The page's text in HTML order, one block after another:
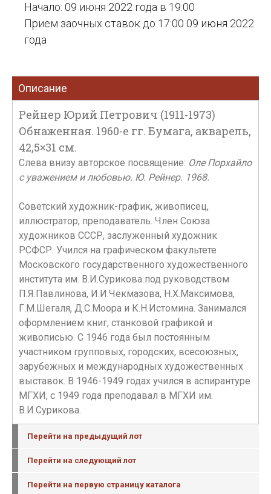
Начало: 09 июня 2022 года в 19:00
Прием заочных ставок до 17:00 09 июня 2022
года
Описание
Рейнер Юрий Петрович (1911-1973)
Обнаженная. 1960-е гг. Бумага, акварель,
42,5×31 см.
Слева внизу авторское посвящение: Оле Порхайло
с уважением и любовью. Ю. Рейнер. 1968.
Cоветский художник-график, живописец,
иллюстратор, преподаватель. Член Союза
художников СССР, заслуженный художник
РСФСР. Учился на графическом факультете
Московского государственного художественного
института им. В.И.Сурикова под руководством
П.Я.Павлинова, И.И.Чекмазова, Н.Х.Максимова,
Г.М.Шегаля, Д.С.Моора и К.Н.Истомина. Занимался
оформлением книг, станковой графикой и
живописью. С 1946 года был постоянным
участником групповых, городских, всесоюзных,
зарубежных и международных художественных
выставок. В 1946-1949 годах учился в аспирантуре
МГХИ, с 1949 года преподавал в МГХИ им.
В.И.Сурикова.
Перейти на предыдущий лот
Перейти на следующий лот
Перейти на первую страницу каталога